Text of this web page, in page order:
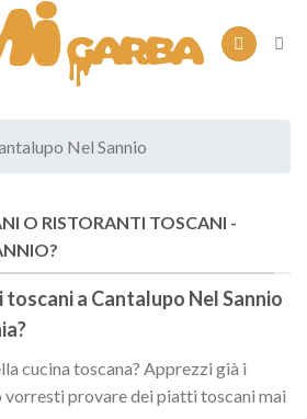
Nel Sannio
O RISTORANTI TOSCANI -
toscani a Cantalupo Nel Sannio
?
cucina toscana? Apprezzi già i
provare dei piatti toscani mai